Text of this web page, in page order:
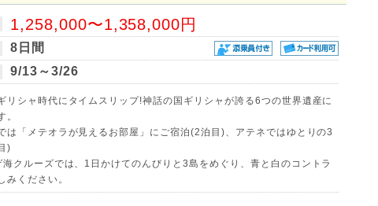
1,258,000〜1,358,000円
8日間
9/13～3/26
リシャ時代にタイムスリップ!神話の国ギリシャが誇る6つの世界遺産に
。
は「メテオラが見えるお部屋」にご宿泊(2泊目)、アテネではゆとりの3
)
クルーズでは、1日かけてのんびりと3島をめぐり、青と白のコントラ
みください。